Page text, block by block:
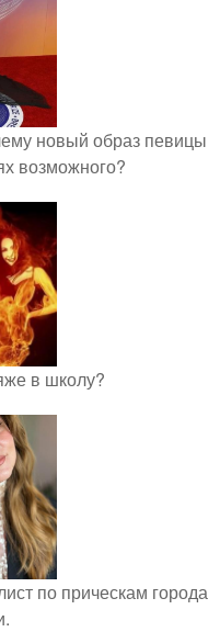
новый образ певицы
возможного?
в школу?
по прическам города